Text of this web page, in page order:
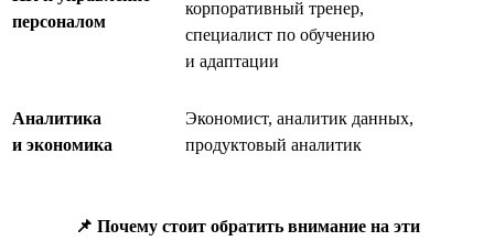
персоналом
корпоративный тренер,
специалист по обучению
и адаптации
Аналитика
и экономика
Экономист, аналитик данных,
продуктовый аналитик
📌 Почему стоит обратить внимание на эти